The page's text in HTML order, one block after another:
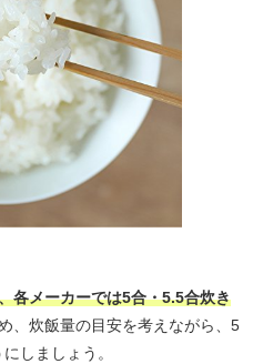
各メーカーでは5合・5.5合炊き
、炊飯量の目安を考えながら、5
しましょう。